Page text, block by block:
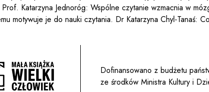
Katarzyna Jednoróg: Wspólne czytanie wzmacnia w
motywuje je do nauki czytania. Dr Katarzyna Chyl-Tanaś:
Dofinansowano z budżetu
ze środków Ministra Kultury i